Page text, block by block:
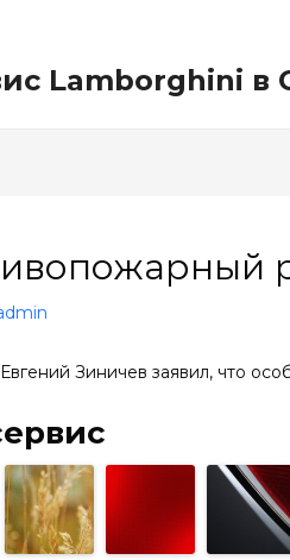
Lamborghini в
Зиничев заявил, что